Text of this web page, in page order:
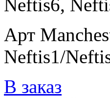
Neftis6,
Арт
Neftis1/
В заказ